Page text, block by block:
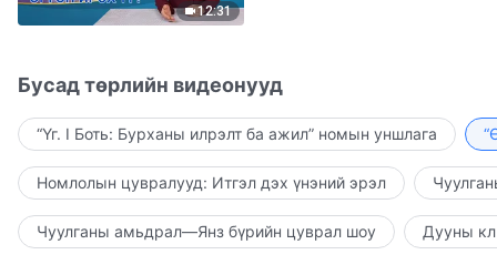
12:31
Бусад төрлийн видеонууд
“Үг. I Боть: Бурханы илрэлт ба ажил” номын уншлага
Номлолын цувралууд: Итгэл дэх үнэний эрэл
Чуулганы амьдрал—Янз бүрийн цуврал шоу Дууны